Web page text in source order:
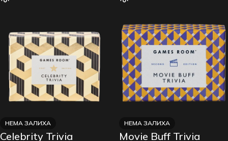
НЕМА ЗАЛИХА
Celebrity Trivia
НЕМА ЗАЛИХА
Movie Buff Trivia